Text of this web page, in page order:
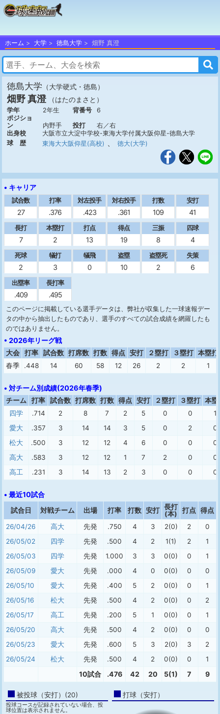
ホーム 大学 徳島大学 畑野 真澄
徳島大学 （大学硬式・徳島）
畑野 真澄 （はたのまさと）
学年 2年生 背番号
6
ポジショ
ン
内野手 投打
右／右
出身校
大阪市立大淀中学校-東海大学付属大阪仰星-徳島大学
球 歴
東海大大阪仰星(高校) 、 徳大(大学)
• キャリア
試合数
27
打率
.376
対左投手
.423
対右投手
.361
打数
109
安打
41
長打
7
本塁打
2
打点
13
得点
19
三振
8
四球
4
死球
2
犠打
3
犠飛
0
盗塁
10
盗塁死
2
失策
6
出塁率
.409
長打率
.495
このページに掲載している選手データは、弊社が収集した一球速報デー
タの中から抽出したものであり、選手のすべての試合成績を網羅したも
のではありません。
• 2026年リーグ戦
大会 打率 試合数 打席数 打数 得点 安打 ２塁打 ３塁打 本塁打
春季
.448 14 60 58 12 26 2 2 1
• 対チーム別成績(2026年春季)
チーム 打率 試合数 打席数 打数 得点 安打 ２塁打 ３塁打 本塁
四学
.714 2 8 7 2 5 0 0
1
愛大
.357 3 14 14 3 5 0 2
0
松大
.500 3 12 12 4 6 0 0
0
高大
.583 3 12 12 1 7 2 0
0
高工
.231 3 14 13 2 3 0 0 0
• 最近10試合
試合日 対戦チーム 出場 打率 打数 安打 長打
(本)
打点 得点
26/04/26 高大 先発 .750 4 3 2(0) 2
0
26/05/02
四学 先発 .500 4 2 1(1) 2
1
26/05/03
四学 先発 1.000 3 3 0(0) 0
1
26/05/09
愛大 先発 .000 4 0 0(0) 0
0
26/05/10
愛大 先発 .400 5 2 0(0) 0
1
26/05/16
松大 先発 .500 4 2 0(0) 0
2
26/05/17
高工 先発 .200 5 1 0(0) 0
1
26/05/20
高大 先発 .500 4 2 0(0) 0
0
26/05/23
愛大 先発 .600 5 3 2(0) 3
2
26/05/24
松大 先発 .500 4 2 0(0) 0 1
10試合 .476 42 20 5(1) 7 9
被投球（安打）(20)
投球コースが記録されていない場合、投
球位置は表示されません。
打球（安打）